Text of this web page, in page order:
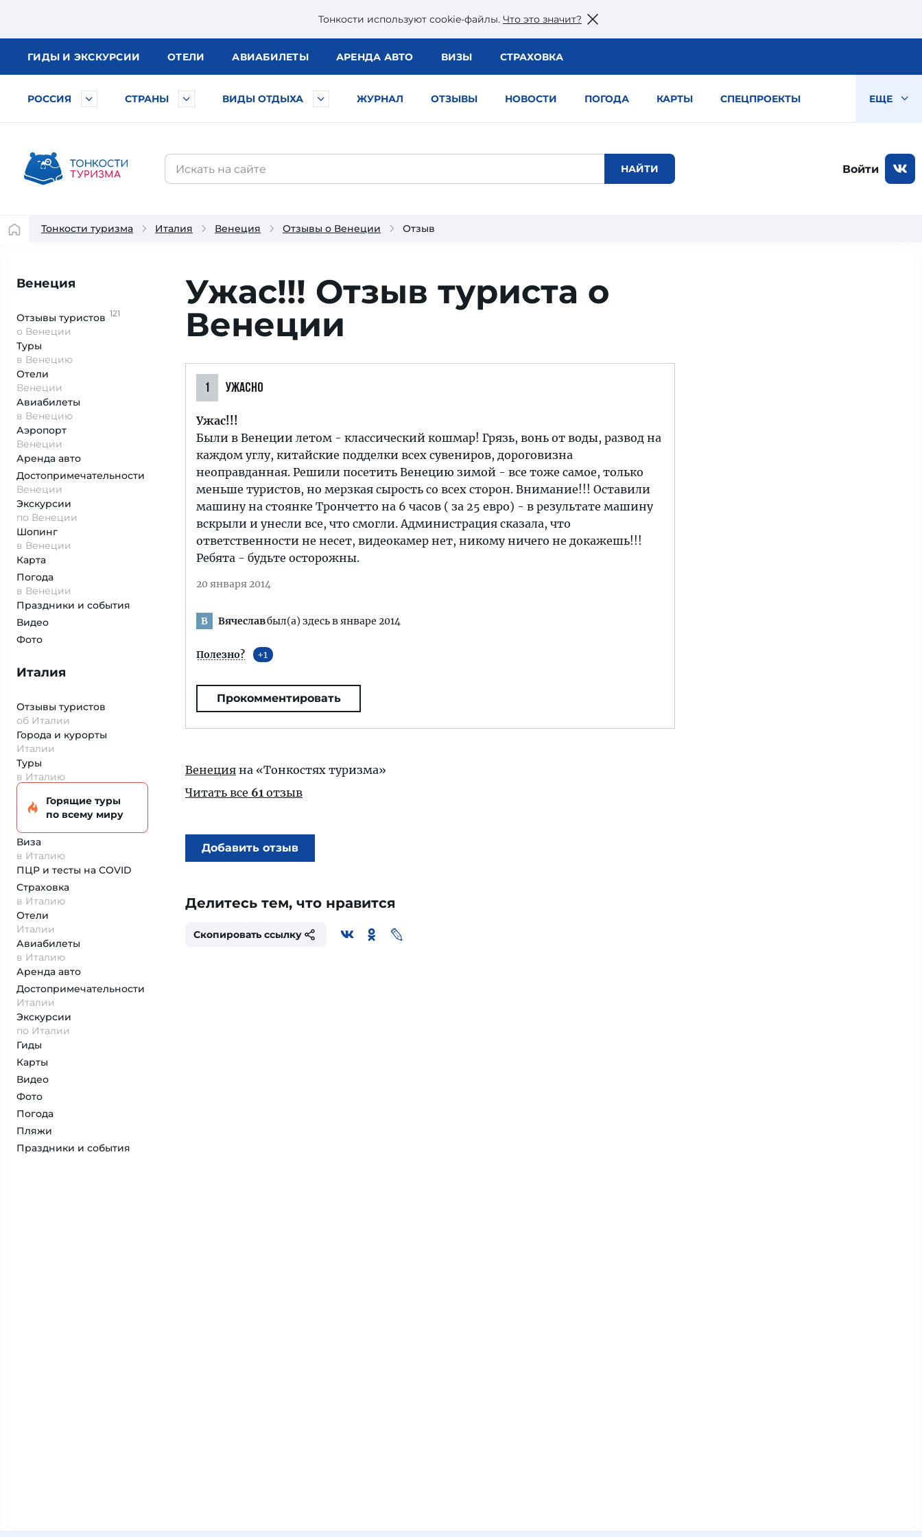
Тонкости используют сookie-файлы. Что это значит?
ГИДЫ И ЭКСКУРСИИ ОТЕЛИ АВИАБИЛЕТЫ АРЕНДА АВТО ВИЗЫ СТРАХОВКА
РОССИЯ СТРАНЫ ВИДЫ ОТДЫХА ЖУРНАЛ ОТЗЫВЫ НОВОСТИ ПОГОДА КАРТЫ СПЕЦПРОЕКТЫ ЕЩЕ
Войти
Тонкости туризма Италия Венеция Отзывы о Венеции Отзыв
Венеция
Отзывы туристов 121
о Венеции
Туры
в Венецию
Отели
Венеции
Авиабилеты
в Венецию
Аэропорт
Венеции
Аренда авто
Достопримеча­тельности
Венеции
Экскурсии
по Венеции
Шопинг
в Венеции
Карта
Погода
в Венеции
Праздники и события
Видео
Фото
Италия
Отзывы туристов
об Италии
Города и курорты
Италии
Туры
в Италию
Горящие туры
по всему миру
Виза
в Италию
ПЦР и тесты на COVID
Страховка
в Италию
Отели
Италии
Авиабилеты
в Италию
Аренда авто
Достопримеча­тельности
Италии
Экскурсии
по Италии
Гиды
Карты
Видео
Фото
Погода
Пляжи
Праздники и события
Ужас!!! Отзыв туриста о
Венеции
1 УЖАСНО
Ужас!!!
Были в Венеции летом - классический кошмар! Грязь, вонь от воды, развод на
каждом углу, китайские подделки всех сувениров, дороговизна
неоправданная. Решили посетить Венецию зимой - все тоже самое, только
меньше туристов, но мерзкая сырость со всех сторон. Внимание!!! Оставили
машину на стоянке Трончетто на 6 часов ( за 25 евро) - в результате машину
вскрыли и унесли все, что смогли. Администрация сказала, что
ответственности не несет, видеокамер нет, никому ничего не докажешь!!!
Ребята - будьте осторожны.
20 января 2014
В Вячеславбыл(а) здесь в январе 2014
Полезно? 1
Прокомментировать
Венеция на «Тонкостях туризма»
Читать все 61 отзыв
Добавить отзыв
Делитесь тем, что нравится
Скопировать ссылку